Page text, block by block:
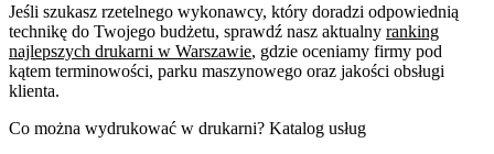
Jeśli szukasz rzetelnego wykonawcy, który doradzi odpowiednią
technikę do Twojego budżetu, sprawdź nasz aktualny ranking
najlepszych drukarni w Warszawie, gdzie oceniamy firmy pod
kątem terminowości, parku maszynowego oraz jakości obsługi
klienta.
Co można wydrukować w drukarni? Katalog usług